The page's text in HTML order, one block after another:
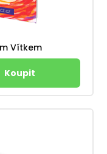
Vítkem